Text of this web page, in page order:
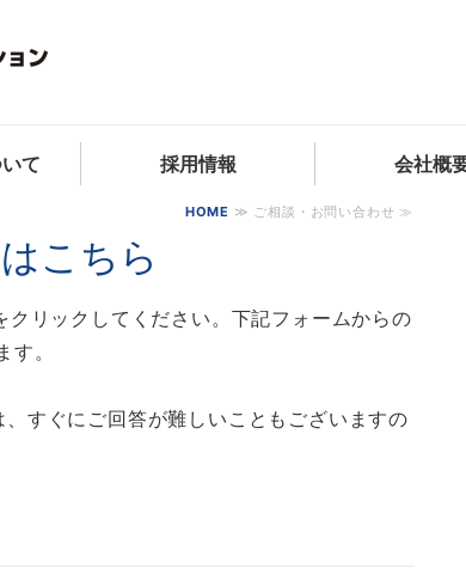
東京都内の不動産販売
て 採用情報 会社概
HOME ≫ ご相談・お問い合わせ ≫
こちら
リックしてください。下記フォームからの
。
すぐにご回答が難しいこともございますの